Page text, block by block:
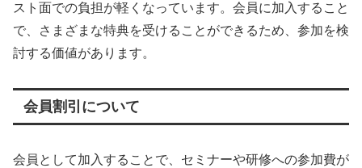
スト面での負担が軽くなっています。会員に加入すること
で、さまざまな特典を受けることができるため、参加を検
討する価値があります。
会員割引について
会員として加入することで、セミナーや研修への参加費が